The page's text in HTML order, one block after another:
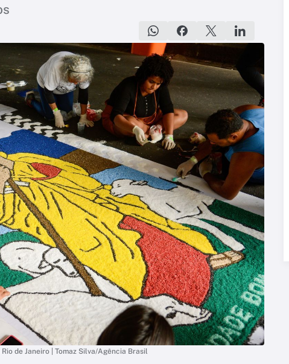
de Janeiro | Tomaz Silva/Agência Brasil